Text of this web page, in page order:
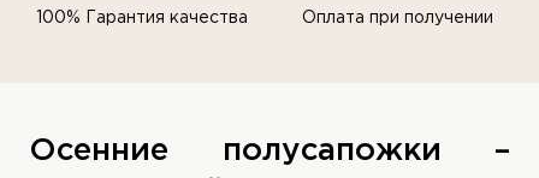
100% Гарантия качества Оплата при получении
Осенние полусапожки –